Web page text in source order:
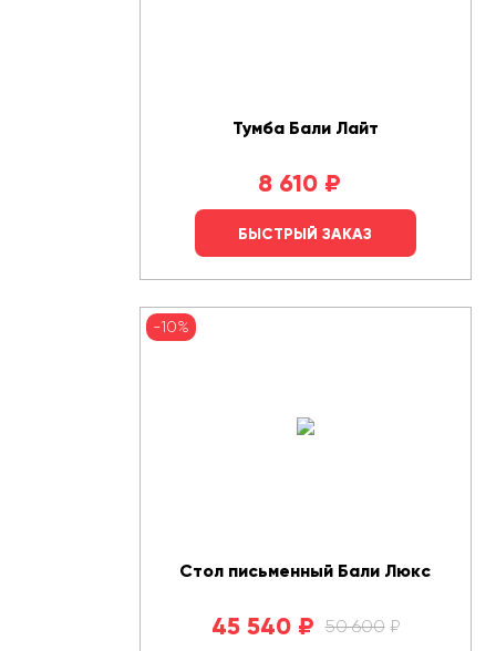
Тумба Бали Лайт
8 610 ₽
БЫСТРЫЙ ЗАКАЗ
-10%
Стол письменный Бали Люкс
50 600 ₽
45 540 ₽